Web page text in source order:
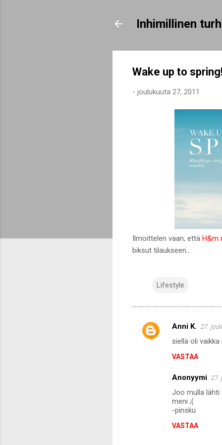
Inhimillinen
Wake up to
- joulukuuta 27, 2011
Ilmoittelen vaan, että H&m
biksut tilaukseen...
Lifestyle
K
Anni K. 27.
siellä oli
VASTAA
Anonyymi 27.
Joo mulla lähti
meni ;(
-pinsku
VASTAA